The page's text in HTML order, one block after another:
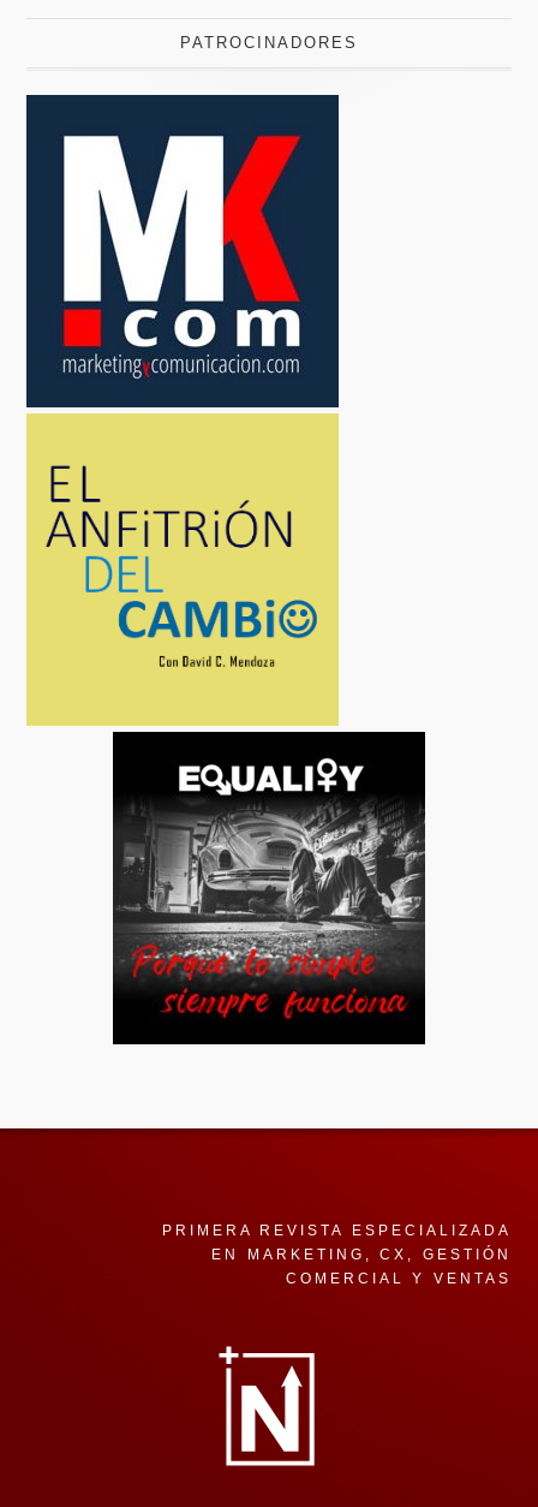
PATROCINADORES
PRIMERA REVISTA ESPECIALIZADA
EN MARKETING, CX, GESTIÓN
COMERCIAL Y VENTAS